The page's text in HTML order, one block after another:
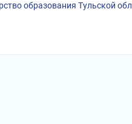
образования Тульской